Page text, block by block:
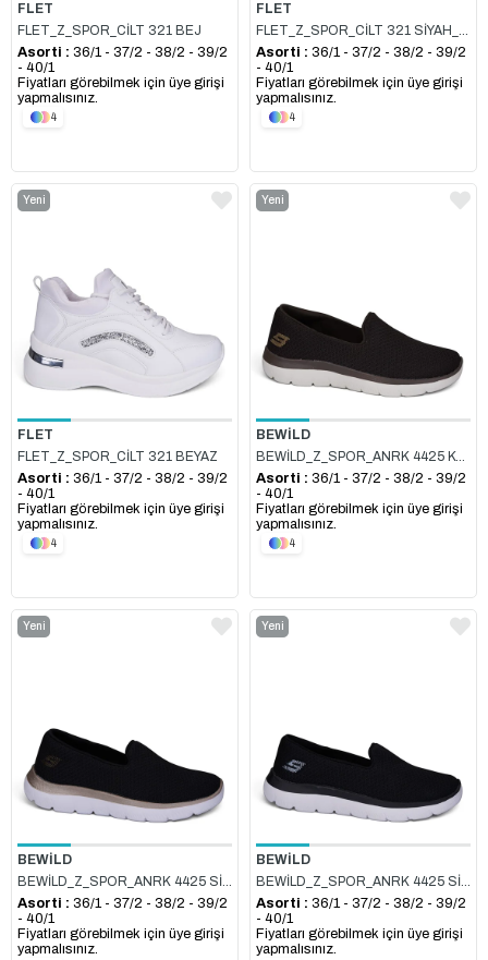
FLET
FLET_Z_SPOR_CİLT 321 BEJ
Asorti : 36/1 - 37/2 - 38/2 - 39/2
- 40/1
Fiyatları görebilmek için üye girişi
yapmalısınız.
4
FLET
FLET_Z_SPOR_CİLT 321 SİYAH_BEYAZ
Asorti : 36/1 - 37/2 - 38/2 - 39/2
- 40/1
Fiyatları görebilmek için üye girişi
yapmalısınız.
4
FLET
FLET_Z_SPOR_CİLT 321 BEYAZ
Yeni
Asorti : 36/1 - 37/2 - 38/2 - 39/2
- 40/1
Fiyatları görebilmek için üye girişi
yapmalısınız.
4
BEWİLD
BEWİLD_Z_SPOR_ANRK 4425 KAHVE
Yeni
Asorti : 36/1 - 37/2 - 38/2 - 39/2
- 40/1
Fiyatları görebilmek için üye girişi
yapmalısınız.
4
BEWİLD
BEWİLD_Z_SPOR_ANRK 4425 SİYAH_GOLD
Yeni
Asorti : 36/1 - 37/2 - 38/2 - 39/2
- 40/1
Fiyatları görebilmek için üye girişi
yapmalısınız.
BEWİLD
BEWİLD_Z_SPOR_ANRK 4425 SİYAH_BEYAZ
Yeni
Asorti : 36/1 - 37/2 - 38/2 - 39/2
- 40/1
Fiyatları görebilmek için üye girişi
yapmalısınız.